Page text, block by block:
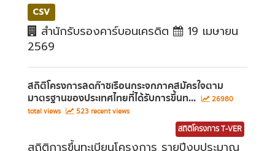
CSV
สำนักรับรองคาร์บอนเครดิต
19 เมษายน
2569
สถิติโครงการลดก๊าซเรือนกระจกภาคสมัครใจตาม
มาตรฐานของประเทศไทยที่ได้รับการขึ้นท...
26980
total views
523 recent views
สถิติโครงการ T-VER
สถิติการขึ้นทะเบียนโครงการ รายปีงบประมาณ